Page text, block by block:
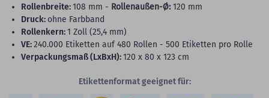
Rollenbreite:108 mm - Rollenaußen-Ø: 120 mm
Druck: ohne Farbband
Rollenkern:1 Zoll (25,4 mm)
VE:240.000 Etiketten auf 480 Rollen - 500 Etiketten pro Rolle
Verpackungsmaß (LxBxH):120 x 80 x 123 cm
Etikettenformat geeignet für: